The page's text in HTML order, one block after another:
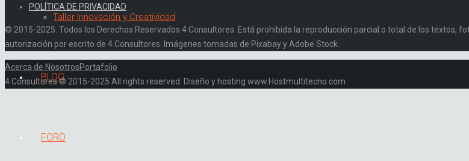
Taller Innovación y Creatividad
BLOG
FORO
POLÍTICA DE PRIVACIDAD
© 2015-2025. Todos los Derechos Reservados 4 Consultores. Está prohibida la reproducción parcial o total de los textos,
autorización por escrito de 4 Consultores. Imágenes tomadas de Pixabay y Adobe Stock.
Acerca de NosotrosPortafolio
4 Consultores © 2015-2025 All rights reserved. Diseño y hosting www.Hostmultitecno.com